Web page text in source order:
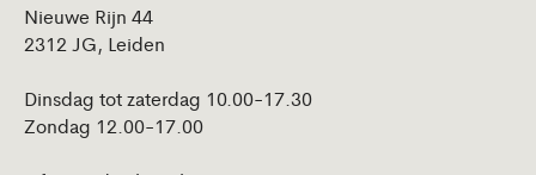
Nieuwe Rijn 44
2312 JG, Leiden
Dinsdag tot zaterdag 10.00-17.30
Zondag 12.00-17.00